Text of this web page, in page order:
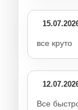
все круто
Все